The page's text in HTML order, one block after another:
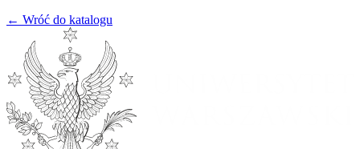
← Wróć do katalogu